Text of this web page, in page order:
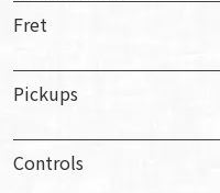
Fret
Pickups
Controls